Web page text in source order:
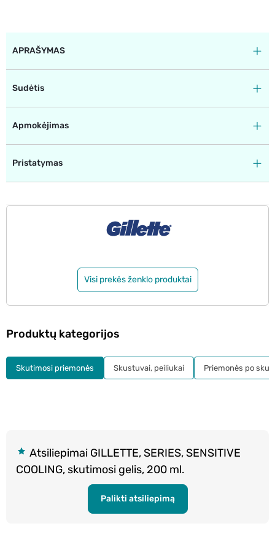
APRAŠYMAS
Sudėtis
Apmokėjimas
Pristatymas
Visi prekės ženklo produktai
Atsiliepimai GILLETTE, SERIES, SENSITIVE
COOLING, skutimosi gelis, 200 ml.
Palikti atsiliepimą
Produktų kategorijos
Skutimosi priemonės Skustuvai, peiliukai Priemonės po